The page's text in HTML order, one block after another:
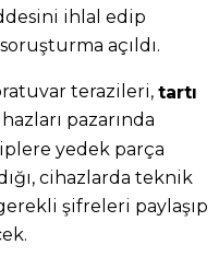
ihlal edip
açıldı.
terazileri, tartı
pazarında
yedek parça
cihazlarda teknik
şifreleri paylaşıp